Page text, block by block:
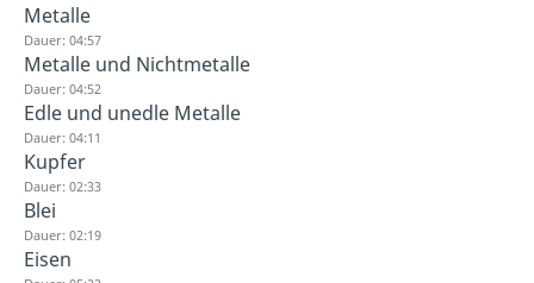
Metalle
Dauer: 04:57
Metalle und Nichtmetalle
Dauer: 04:52
Edle und unedle Metalle
Dauer: 04:11
Kupfer
Dauer: 02:33
Blei
Dauer: 02:19
Eisen